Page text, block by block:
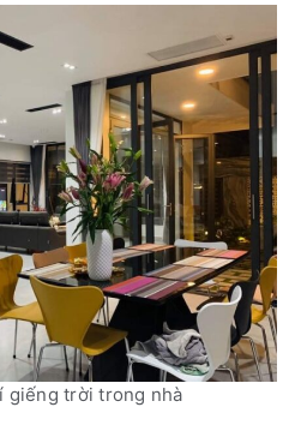
giếng trời trong nhà